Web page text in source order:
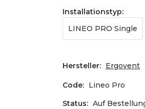
Installationstyp:
LINEO PRO Single
Hersteller: Ergovent
Code: Lineo Pro
Status: Auf